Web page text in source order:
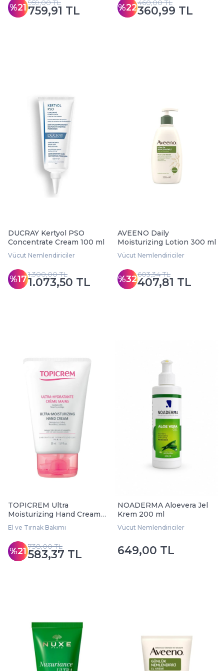
%21 759,91 TL
959,00 TL %22360,99 TL
460,00 TL
DUCRAY Kertyol PSO
Concentrate Cream 100 ml
Vücut Nemlendiriciler
%171.073,50 TL
1.300,00 TL
AVEENO Daily
Moisturizing Lotion 300 ml
Vücut Nemlendiriciler
%32407,81 TL
603,34 TL
TOPICREM Ultra
Moisturizing Hand Cream
50 ml
El ve Tırnak Bakımı
%21583,37 TL
738,00 TL
NOADERMA Aloevera Jel
Krem 200 ml
Vücut Nemlendiriciler
649,00 TL